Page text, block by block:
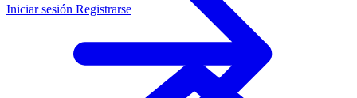
Iniciar sesión Registrarse